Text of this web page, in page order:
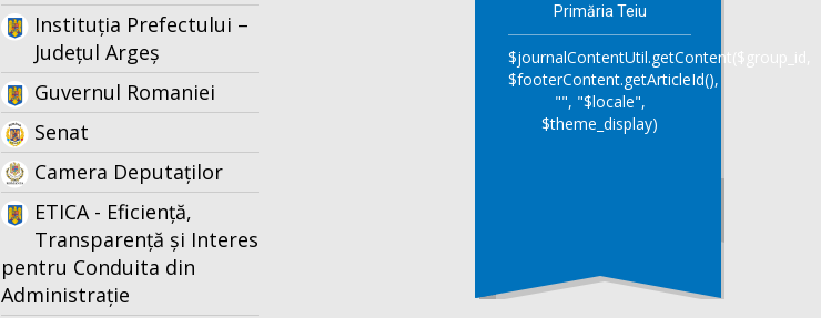
Instituția Prefectului –
Județul Argeș
Guvernul Romaniei
Senat
Camera Deputaților
ETICA - Eficiență,
Transparență și Interes
pentru Conduita din
Administrație
Primăria Teiu
$journalContentUtil.getContent($group_id,
$footerContent.getArticleId(),
"", "$locale",
$theme_display)